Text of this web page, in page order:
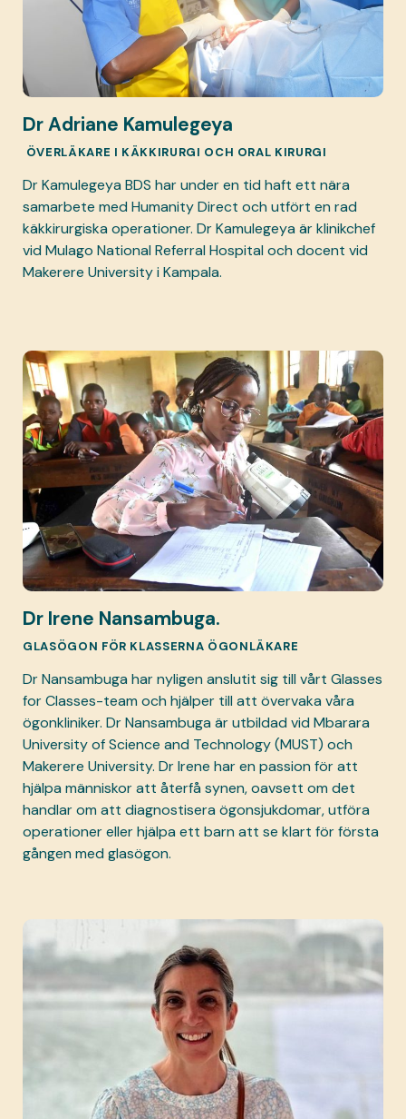
Dr Adriane Kamulegeya
ÖVERLÄKARE I KÄKKIRURGI OCH ORAL KIRURGI
Dr Kamulegeya BDS har under en tid haft ett nära
samarbete med Humanity Direct och utfört en rad
käkkirurgiska operationer. Dr Kamulegeya är klinikchef
vid Mulago National Referral Hospital och docent vid
Makerere University i Kampala.
Dr Irene Nansambuga.
GLASÖGON FÖR KLASSERNA ÖGONLÄKARE
Dr Nansambuga har nyligen anslutit sig till vårt Glasses
for Classes-team och hjälper till att övervaka våra
ögonkliniker. Dr Nansambuga är utbildad vid Mbarara
University of Science and Technology (MUST) och
Makerere University. Dr Irene har en passion för att
hjälpa människor att återfå synen, oavsett om det
handlar om att diagnostisera ögonsjukdomar, utföra
operationer eller hjälpa ett barn att se klart för första
gången med glasögon.